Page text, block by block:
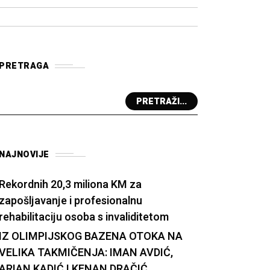
PRETRAGA
PRETRAŽI...
NAJNOVIJE
Rekordnih 20,3 miliona KM za
zapošljavanje i profesionalnu
rehabilitaciju osoba s invaliditetom
IZ OLIMPIJSKOG BAZENA OTOKA NA
TAKMIČENJA: IMAN AVDIĆ,